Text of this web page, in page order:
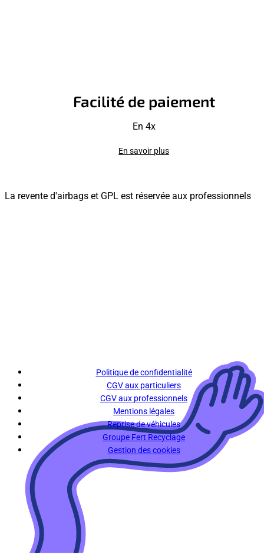
Facilité de paiement
En 4x
En savoir plus
La revente d'airbags et GPL est réservée aux professionnels
Politique de confidentialité
CGV aux particuliers
CGV aux professionnels
Mentions légales
Reprise de véhicules
Groupe Fert Recyclage
Gestion des cookies